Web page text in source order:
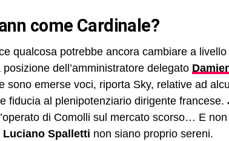
come Cardinale?
qualcosa potrebbe ancora cambiare a
dell’amministratore delegato
sono emerse voci, riporta Sky, relative ad
fiducia al plenipotenziario dirigente francese.
di Comolli sul mercato scorso… E
Luciano Spalletti non siano proprio sereni.